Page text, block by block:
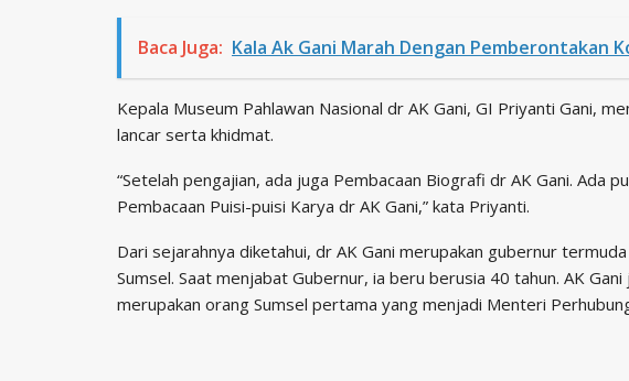
Baca Juga: Kala Ak Gani Marah Dengan Pemberontakan
Kepala Museum Pahlawan Nasional dr AK Gani, GI Priyanti Gani,
lancar serta khidmat.
“Setelah pengajian, ada juga Pembacaan Biografi dr AK Gani. Ada
Pembacaan Puisi-puisi Karya dr AK Gani,” kata Priyanti.
Dari sejarahnya diketahui, dr AK Gani merupakan gubernur
Sumsel. Saat menjabat Gubernur, ia beru berusia 40 tahun. AK Gani
merupakan orang Sumsel pertama yang menjadi Menteri